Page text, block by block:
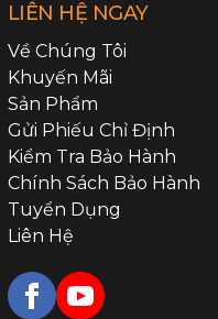
LIÊN HỆ NGAY
Về Chúng Tôi
Khuyến Mãi
Sản Phẩm
Gửi Phiếu Chỉ Định
Kiểm Tra Bảo Hành
Chính Sách Bảo Hành
Tuyển Dụng
Liên Hệ